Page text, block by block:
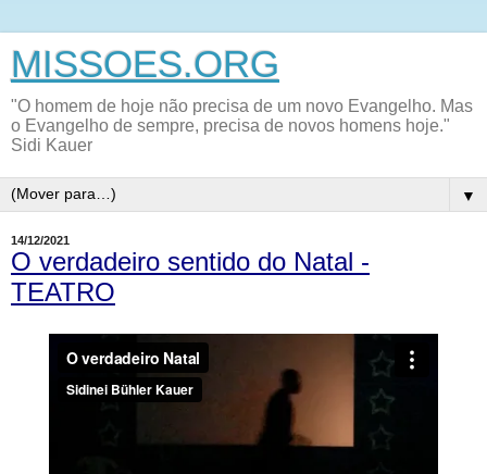
MISSOES.ORG
"O homem de hoje não precisa de um novo Evangelho. Mas
o Evangelho de sempre, precisa de novos homens hoje."
Sidi Kauer
▼
14/12/2021
O verdadeiro sentido do Natal -
TEATRO
Assista este teatro sensacional sobre o Natal!